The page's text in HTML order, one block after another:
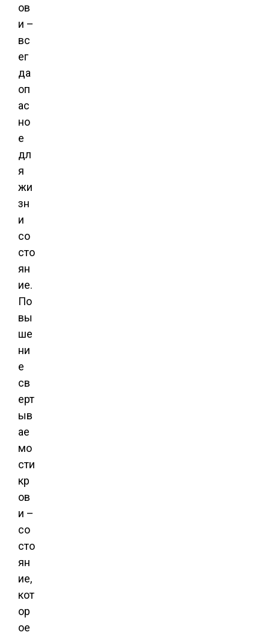
ов
и –
вс
ег
да
оп
ас
но
е
дл
я
жи
зн
и
со
сто
ян
ие.
По
вы
ше
ни
е
св
ерт
ыв
ае
мо
сти
кр
ов
и –
со
сто
ян
ие,
кот
ор
ое